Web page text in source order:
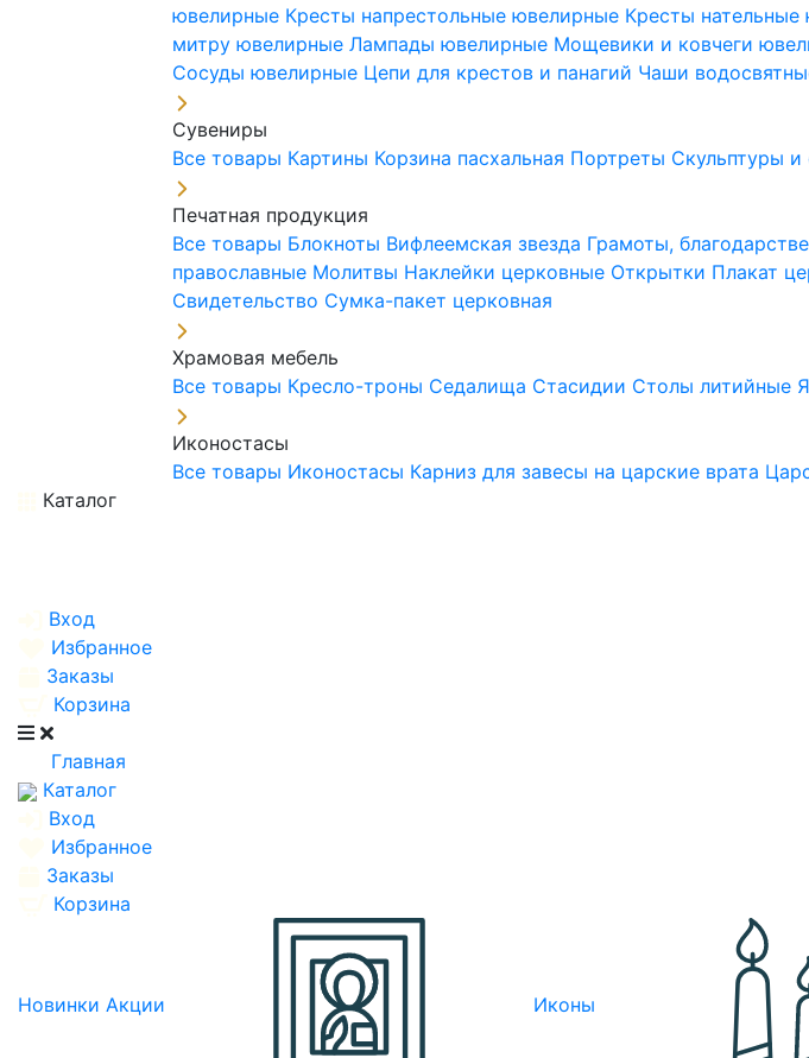
ювелирные Кресты напрестольные ювелирные Кресты
митру ювелирныеЛампады ювелирные Мощевики и ковчеги
Сосуды ювелирные Цепи для крестов и панагий Чаши
Сувениры
Все товары Картины Корзина пасхальная Портреты Скульптуры и
Печатная продукция
Все товары Блокноты Вифлеемская звезда Грамоты,
православные Молитвы Наклейки церковные Открытки Плакат
Свидетельство Сумка-пакет церковная
Храмовая мебель
Все товары Кресло-троны Седалища Стасидии Столы литийные
Иконостасы
Все товары Иконостасы Карниз для завесы на царские врата
Каталог
Вход
Избранное
Заказы
Корзина
Главная
Каталог
Вход
Избранное
Заказы
Корзина
Новинки Акции Иконы